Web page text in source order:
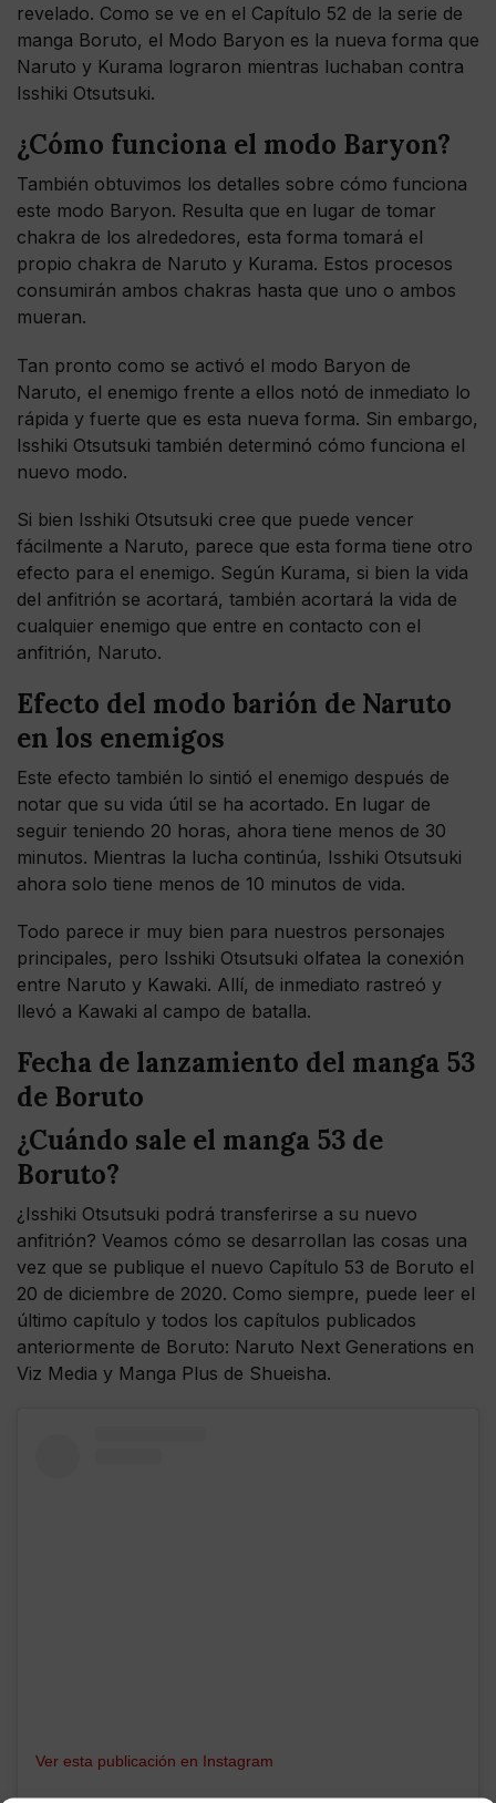
revelado. Como se ve en el Capítulo 52 de la serie de
manga Boruto, el Modo Baryon es la nueva forma que
Naruto y Kurama lograron mientras luchaban contra
Isshiki Otsutsuki.
¿Cómo funciona el modo Baryon?
También obtuvimos los detalles sobre cómo funciona
este modo Baryon. Resulta que en lugar de tomar
chakra de los alrededores, esta forma tomará el
propio chakra de Naruto y Kurama. Estos procesos
consumirán ambos chakras hasta que uno o ambos
mueran.
Tan pronto como se activó el modo Baryon de
Naruto, el enemigo frente a ellos notó de inmediato lo
rápida y fuerte que es esta nueva forma. Sin embargo,
Isshiki Otsutsuki también determinó cómo funciona el
nuevo modo.
Si bien Isshiki Otsutsuki cree que puede vencer
fácilmente a Naruto, parece que esta forma tiene otro
efecto para el enemigo. Según Kurama, si bien la vida
del anfitrión se acortará, también acortará la vida de
cualquier enemigo que entre en contacto con el
anfitrión, Naruto.
Efecto del modo barión de Naruto
en los enemigos
Este efecto también lo sintió el enemigo después de
notar que su vida útil se ha acortado. En lugar de
seguir teniendo 20 horas, ahora tiene menos de 30
minutos. Mientras la lucha continúa, Isshiki Otsutsuki
ahora solo tiene menos de 10 minutos de vida.
Todo parece ir muy bien para nuestros personajes
principales, pero Isshiki Otsutsuki olfatea la conexión
entre Naruto y Kawaki. Allí, de inmediato rastreó y
llevó a Kawaki al campo de batalla.
Fecha de lanzamiento del manga 53
de Boruto
¿Cuándo sale el manga 53 de
Boruto?
¿Isshiki Otsutsuki podrá transferirse a su nuevo
anfitrión? Veamos cómo se desarrollan las cosas una
vez que se publique el nuevo Capítulo 53 de Boruto el
20 de diciembre de 2020. Como siempre, puede leer el
último capítulo y todos los capítulos publicados
anteriormente de Boruto: Naruto Next Generations en
Viz Media y Manga Plus de Shueisha.
Ver esta publicación en Instagram